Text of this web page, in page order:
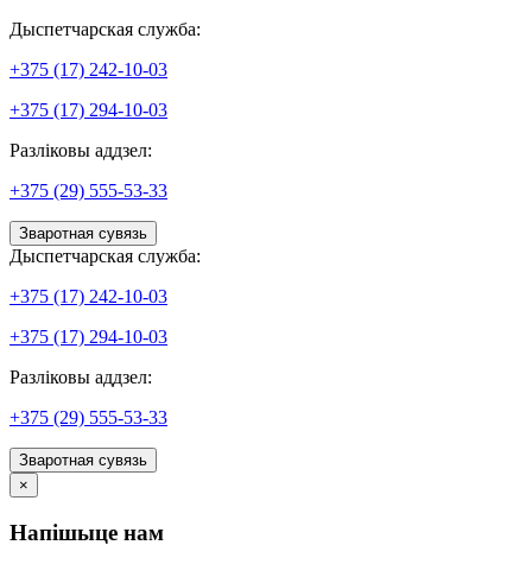
Дыспетчарская служба:
+375 (17) 242-10-03
+375 (17) 294-10-03
Разліковы аддзел:
+375 (29) 555-53-33
Зваротная сувязь
Дыспетчарская служба:
+375 (17) 242-10-03
+375 (17) 294-10-03
Разліковы аддзел:
+375 (29) 555-53-33
Зваротная сувязь
×
Напішыце нам